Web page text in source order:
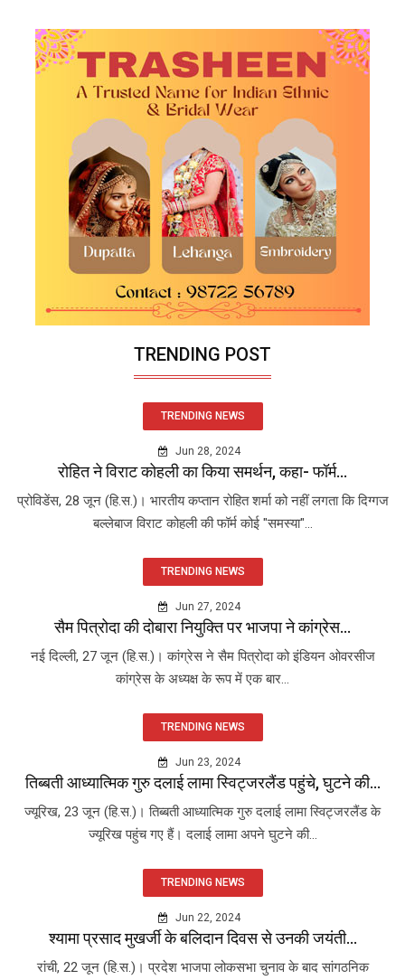
TRENDING POST
TRENDING NEWS
Jun 28, 2024
रोहित ने विराट कोहली का किया समर्थन, कहा- फॉर्म...
प्रोविडेंस, 28 जून (हि.स.)। भारतीय कप्तान रोहित शर्मा को नहीं लगता कि दिग्गज
बल्लेबाज विराट कोहली की फॉर्म कोई "समस्या"...
TRENDING NEWS
Jun 27, 2024
सैम पित्रोदा की दोबारा नियुक्ति पर भाजपा ने कांग्रेस...
नई दिल्ली, 27 जून (हि.स.)। कांग्रेस ने सैम पित्रोदा को इंडियन ओवरसीज
कांग्रेस के अध्यक्ष के रूप में एक बार...
TRENDING NEWS
Jun 23, 2024
तिब्बती आध्यात्मिक गुरु दलाई लामा स्विट्जरलैंड पहुंचे, घुटने की...
ज्यूरिख, 23 जून (हि.स.)। तिब्बती आध्यात्मिक गुरु दलाई लामा स्विट्जरलैंड के
ज्यूरिख पहुंच गए हैं। दलाई लामा अपने घुटने की...
TRENDING NEWS
Jun 22, 2024
श्यामा प्रसाद मुखर्जी के बलिदान दिवस से उनकी जयंती...
रांची, 22 जून (हि.स.)। प्रदेश भाजपा लोकसभा चुनाव के बाद सांगठनिक